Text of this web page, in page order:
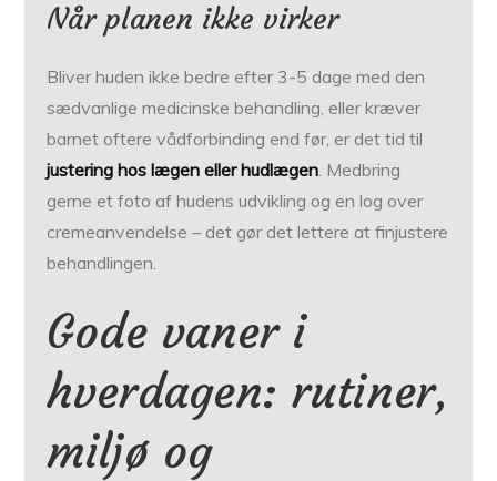
Når planen ikke virker
Bliver huden ikke bedre efter 3-5 dage med den
sædvanlige medicinske behandling, eller kræver
barnet oftere vådforbinding end før, er det tid til
justering hos lægen eller hudlægen. Medbring
gerne et foto af hudens udvikling og en log over
cremeanvendelse – det gør det lettere at finjustere
behandlingen.
Gode vaner i
hverdagen: rutiner,
miljø og